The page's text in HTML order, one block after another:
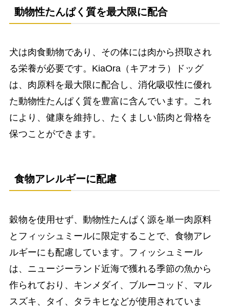
動物性たんぱく質を最大限に配合
犬は肉食動物であり、その体には肉から摂取され
る栄養が必要です。KiaOra（キアオラ）ドッグ
は、肉原料を最大限に配合し、消化吸収性に優れ
た動物性たんぱく質を豊富に含んでいます。これ
により、健康を維持し、たくましい筋肉と骨格を
保つことができます。
食物アレルギーに配慮
穀物を使用せず、動物性たんぱく源を単一肉原料
とフィッシュミールに限定することで、食物アレ
ルギーにも配慮しています。フィッシュミール
は、ニュージーランド近海で獲れる季節の魚から
作られており、キンメダイ、ブルーコッド、マル
スズキ、タイ、タラキヒなどが使用されていま